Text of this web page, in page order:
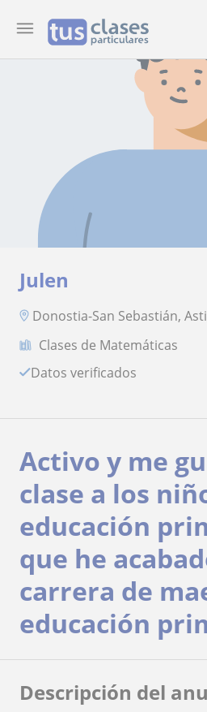
Julen
Donostia-San Sebastián,
Clases de Matemáticas
Datos verificados
Activo y me
clase a los
educación
que he
carrera de
educación
Descripción del